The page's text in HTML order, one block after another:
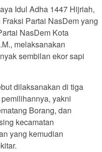
Idul Adha 1447 Hijriah,
Partai NasDem yang
NasDem Kota
melaksanakan
sembilan ekor sapi
dilaksanakan di tiga
yakni
Borang, dan
kecamatan
yang kemudian